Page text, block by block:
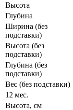
Высота
Глубина
Ширина (без
подставки)
Высота (без
подставки)
Глубина (без
подставки)
Вес (без подставки)
12 мес.
Высота, см